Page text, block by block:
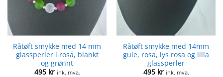
Råtøft smykke med 14 mm
glassperler i rosa, blankt
og grønnt
495 kr ink. mva.
Råtøft smykke med 14mm
gule, rosa, lys rosa og lilla
glassperler
495 kr ink. mva.